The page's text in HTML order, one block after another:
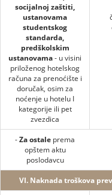
socijalnoj zaštiti,
ustanovama
studentskog
standarda,
predškolskim
ustanovama- u visini
priloženog hotelskog
računa za prenoćište i
doručak, osim za
noćenje u hotelu I
kategorije ili pet
zvezdica
-Za ostale prema
opštem aktu
poslodavcu
VI. Naknada troškova